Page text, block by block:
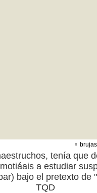
♀
tenía que
a estudiar
bajo el pretexto de
TQD